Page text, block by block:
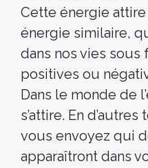
Cette énergie
énergie similaire,
dans nos vies sous
positives ou
Dans le monde de
s’attire. En
vous envoyez qui
apparaîtront dans